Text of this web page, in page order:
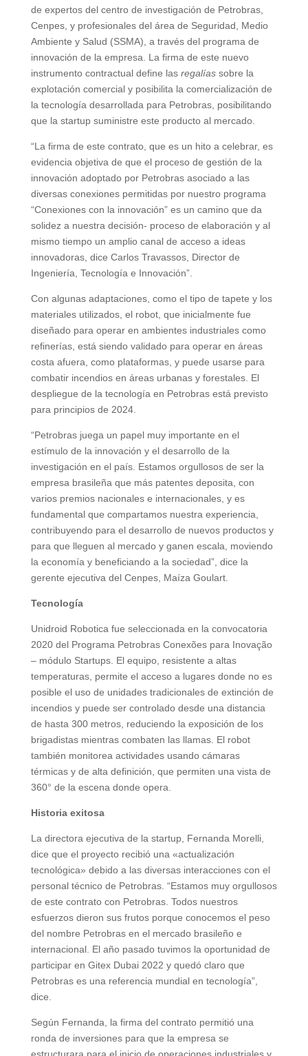
de expertos del centro de investigación de Petrobras,
Cenpes, y profesionales del área de Seguridad, Medio
Ambiente y Salud (SSMA), a través del programa de
innovación de la empresa. La firma de este nuevo
instrumento contractual define las regalíassobre la
explotación comercial y posibilita la comercialización de
la tecnología desarrollada para Petrobras, posibilitando
que la startup suministre este producto al mercado.
“La firma de este contrato, que es un hito a celebrar, es
evidencia objetiva de que el proceso de gestión de la
innovación adoptado por Petrobras asociado a las
diversas conexiones permitidas por nuestro programa
“Conexiones con la innovación” es un camino que da
solidez a nuestra decisión- proceso de elaboración y al
mismo tiempo un amplio canal de acceso a ideas
innovadoras, dice Carlos Travassos, Director de
Ingeniería, Tecnología e Innovación”.
Con algunas adaptaciones, como el tipo de tapete y los
materiales utilizados, el robot, que inicialmente fue
diseñado para operar en ambientes industriales como
refinerías, está siendo validado para operar en áreas
costa afuera, como plataformas, y puede usarse para
combatir incendios en áreas urbanas y forestales. El
despliegue de la tecnología en Petrobras está previsto
para principios de 2024.
“Petrobras juega un papel muy importante en el
estímulo de la innovación y el desarrollo de la
investigación en el país. Estamos orgullosos de ser la
empresa brasileña que más patentes deposita, con
varios premios nacionales e internacionales, y es
fundamental que compartamos nuestra experiencia,
contribuyendo para el desarrollo de nuevos productos y
para que lleguen al mercado y ganen escala, moviendo
la economía y beneficiando a la sociedad”, dice la
gerente ejecutiva del Cenpes, Maíza Goulart.
Tecnología
Unidroid Robotica fue seleccionada en la convocatoria
2020 del Programa Petrobras Conexões para Inovação
– módulo Startups. El equipo, resistente a altas
temperaturas, permite el acceso a lugares donde no es
posible el uso de unidades tradicionales de extinción de
incendios y puede ser controlado desde una distancia
de hasta 300 metros, reduciendo la exposición de los
brigadistas mientras combaten las llamas. El robot
también monitorea actividades usando cámaras
térmicas y de alta definición, que permiten una vista de
360° de la escena donde opera.
Historia exitosa
La directora ejecutiva de la startup, Fernanda Morelli,
dice que el proyecto recibió una «actualización
tecnológica» debido a las diversas interacciones con el
personal técnico de Petrobras. “Estamos muy orgullosos
de este contrato con Petrobras. Todos nuestros
esfuerzos dieron sus frutos porque conocemos el peso
del nombre Petrobras en el mercado brasileño e
internacional. El año pasado tuvimos la oportunidad de
participar en Gitex Dubai 2022 y quedó claro que
Petrobras es una referencia mundial en tecnología”,
dice.
Según Fernanda, la firma del contrato permitió una
ronda de inversiones para que la empresa se
estructurara para el inicio de operaciones industriales y